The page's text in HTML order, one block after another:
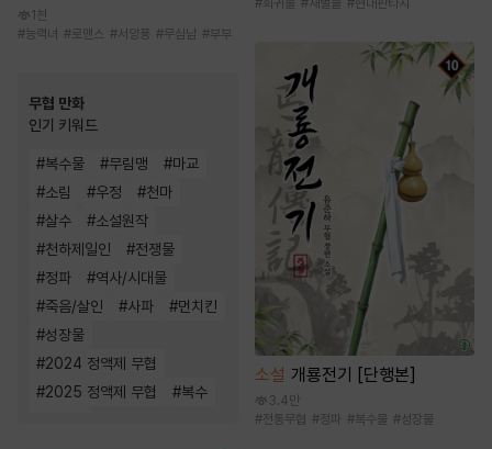
1천
#능력녀 #로맨스 #서양풍 #무심남 #부부
무협 만화
인기 키워드
#복수물 #무림맹 #마교
#소림 #우정 #천마
#살수 #소설원작
#천하제일인 #전쟁물
#정파 #역사/시대물
#죽음/살인 #사파 #먼치킨
#성장물
#2024 정액제 무협
#2025 정액제 무협 #복수
소설 개룡전기 [단행본]
3.4만
#전통무협 #정파 #복수물 #성장물